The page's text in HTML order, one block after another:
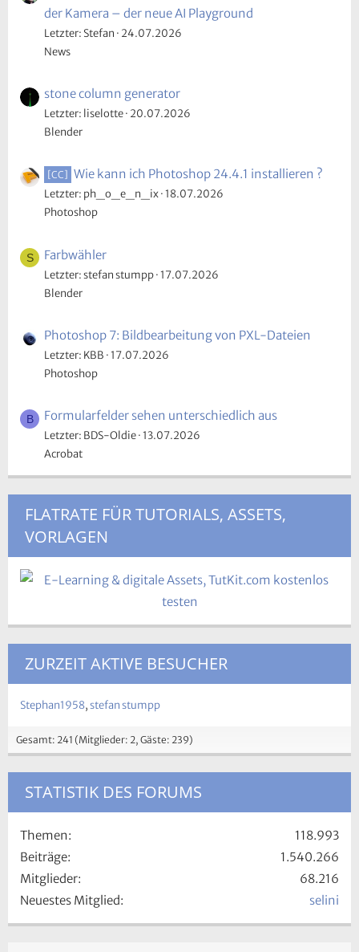
der Kamera – der neue AI Playground
Letzter: Stefan 24.07.2026
News
stone column generator
Letzter: liselotte 20.07.2026
Blender
[CC] Wie kann ich Photoshop 24.4.1 installieren ?
Letzter: ph_o_e_n_ix 18.07.2026
Photoshop
S Farbwähler
Letzter: stefan stumpp 17.07.2026
Blender
Photoshop 7: Bildbearbeitung von PXL-Dateien
Letzter: KBB 17.07.2026
Photoshop
B Formularfelder sehen unterschiedlich aus
Letzter: BDS-Oldie 13.07.2026
Acrobat
FLATRATE FÜR TUTORIALS, ASSETS,
VORLAGEN
ZURZEIT AKTIVE BESUCHER
Stephan1958 stefan stumpp
Gesamt: 241 (Mitglieder: 2, Gäste: 239)
STATISTIK DES FORUMS
Themen
118.993
Beiträge
1.540.266
Mitglieder
68.216
Neuestes Mitglied
selini